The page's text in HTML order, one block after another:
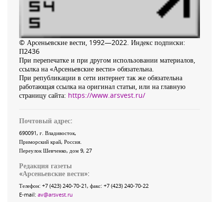
© Арсеньевские вести, 1992—2022. Индекс подписки:
П2436
При перепечатке и при другом использовании материалов,
ссылка на «Арсеньевские вести» обязательна.
При републикации в сети интернет так же обязательна
работающая ссылка на оригинал статьи, или на главную
страницу сайта: https://www.arsvest.ru/
Почтовый адрес:
690091, г. Владивосток,
Приморский край, Россия.
Переулок Шевченко, дом 9, 27
Редакция газеты
«Арсеньевские вести»:
Телефон: +7 (423) 240-70-21, факс: +7 (423) 240-70-22
E-mail: av@arsvest.ru